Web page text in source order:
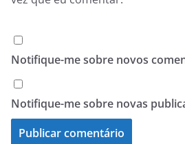
Notifique-me sobre novos
Notifique-me sobre novas